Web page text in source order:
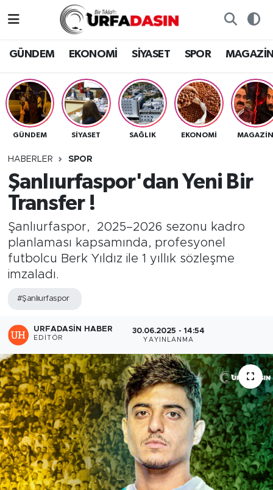
GÜNDEM EKONOMİ SİYASET SPOR
GÜNDEM SİYASET SAĞLIK EKONOMİ
HABERLER SPOR
Şanlıurfaspor'dan Yeni Bir
Transfer !
Şanlıurfaspor, 2025–2026 sezonu kadro
planlaması kapsamında, profesyonel
futbolcu Berk Yıldız ile 1 yıllık sözleşme
imzaladı.
#Şanlıurfaspor
URFADASIN HABER
EDITÖR
30.06.2025 - 14:54
YAYINLANMA
EKONOMİ
SİYASET
SPOR
SAĞLIK
TEKNOLOJİ
OTOMOBİL
Gizlilik ve Güvenlik Politikası
İletişim
Nöbetçi Eczaneler
Hava Durumu
Namaz Vakitleri
Trafik Durumu
Tüm Manşetler
Son Dakika Haberleri
Haber Arşivi